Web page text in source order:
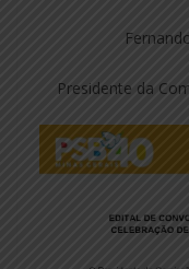
Presidente da